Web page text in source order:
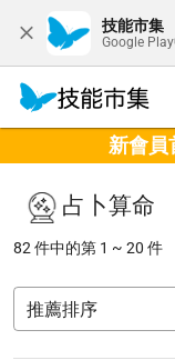
技能市集
Google
新會員
占卜算命
82 件中的第 1 ~ 20 件
推薦排序